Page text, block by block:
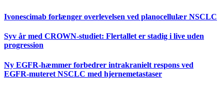
Ivonescimab forlænger overlevelsen ved planocellulær NSCLC
Syv år med CROWN-studiet: Flertallet er stadig i live uden
progression
Ny EGFR-hæmmer forbedrer intrakranielt respons ved
EGFR-muteret NSCLC med hjernemetastaser